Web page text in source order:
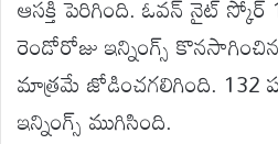
రెండోరోజు ఇన్నింగ్స్
మాత్రమే జోడించగలిగింది. 132
ఇన్నింగ్స్ ముగిసింది.